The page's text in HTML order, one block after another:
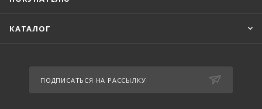
КАТАЛОГ
ПОДПИСАТЬСЯ НА РАССЫЛКУ